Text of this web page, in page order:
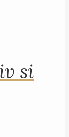
si